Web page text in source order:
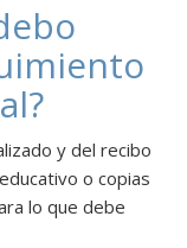
y del recibo
o copias
lo que debe